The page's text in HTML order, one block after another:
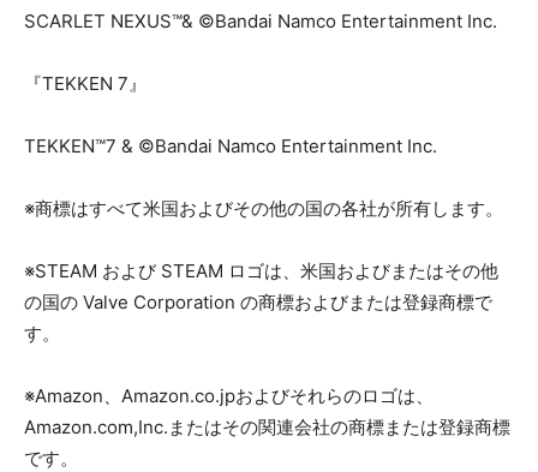
SCARLET NEXUS™& ©Bandai Namco Entertainment Inc.
『TEKKEN 7』
TEKKEN™7 & ©Bandai Namco Entertainment Inc.
※商標はすべて米国およびその他の国の各社が所有します。
※STEAM および STEAM ロゴは、米国およびまたはその他
の国の Valve Corporation の商標およびまたは登録商標で
す。
※Amazon、Amazon.co.jpおよびそれらのロゴは、
Amazon.com,Inc.またはその関連会社の商標または登録商標
です。